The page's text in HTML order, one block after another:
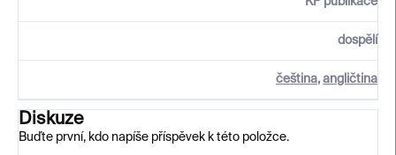
dospělí
čeština, angličtina
Diskuze
Buďte první, kdo napíše příspěvek k této položce.